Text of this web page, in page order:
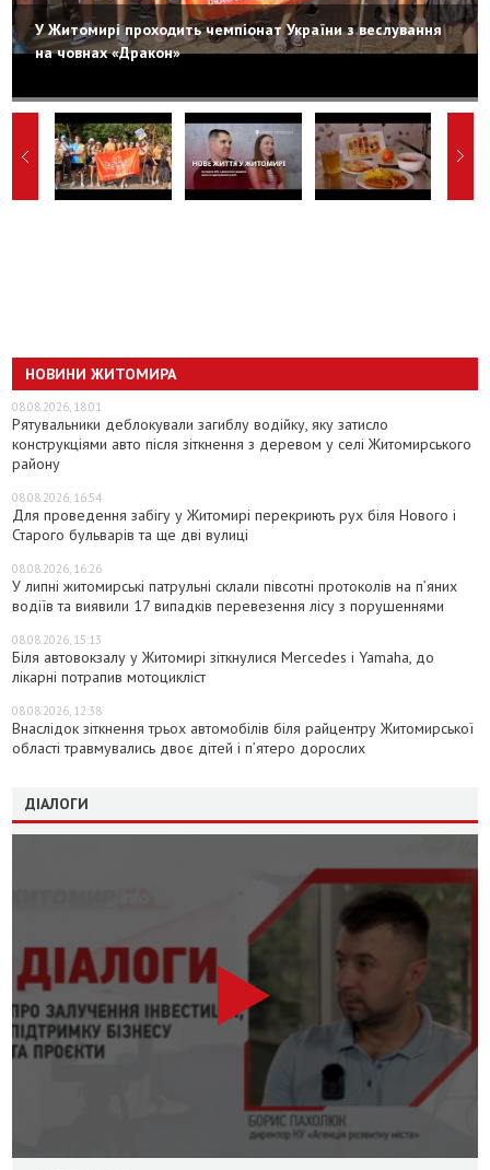
У Житомирі проходить чемпіонат України з веслування
на човнах «Дракон»
НОВИНИ ЖИТОМИРА
08.08.2026, 18:01
Рятувальники деблокували загиблу водійку, яку затисло
конструкціями авто після зіткнення з деревом у селі Житомирського
району
08.08.2026, 16:54
Для проведення забігу у Житомирі перекриють рух біля Нового і
Старого бульварів та ще дві вулиці
08.08.2026, 16:26
У липні житомирські патрульні склали півсотні протоколів на пʼяних
водіїв та виявили 17 випадків перевезення лісу з порушеннями
08.08.2026, 15:13
Біля автовокзалу у Житомирі зіткнулися Mercedes і Yamaha, до
лікарні потрапив мотоцикліст
08.08.2026, 12:38
Внаслідок зіткнення трьох автомобілів біля райцентру Житомирської
області травмувались двоє дітей і пʼятеро дорослих
ДІАЛОГИ